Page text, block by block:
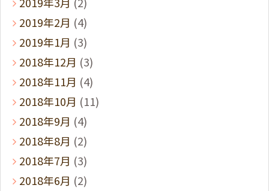
2019年2月 (4)
2019年1月 (3)
2018年12月 (3)
2018年11月 (4)
2018年10月 (11)
2018年9月 (4)
2018年8月 (2)
2018年7月 (3)
2018年6月 (2)